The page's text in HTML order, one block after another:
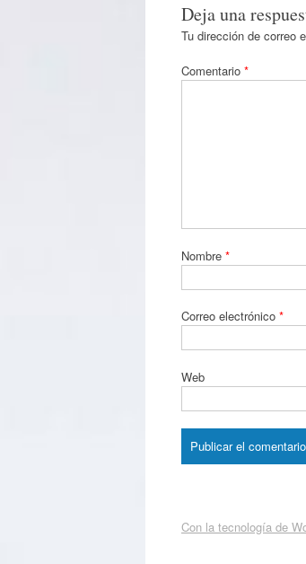
Deja una
Tu dirección de correo
Comentario *
Nombre *
Correo electrónico *
Web
Con la tecnología de